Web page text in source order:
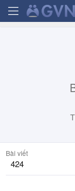
Bài viết
424